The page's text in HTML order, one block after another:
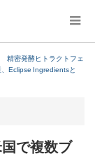
精密発酵ヒトラクトフェ
Eclipse Ingredientsと
で複数ブ